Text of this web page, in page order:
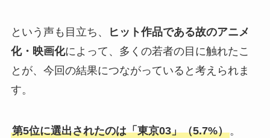
という声も目立ち、
ヒット作品である故のアニメ
化・映画化によって、多くの若者の目に触れたこ
とが、今回の結果につながっていると考えられま
す。
第5位に選出されたのは「東京03」（5.7%）。